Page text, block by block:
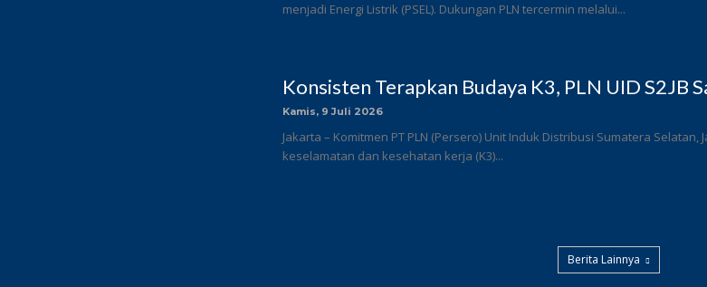
menjadi Energi Listrik (PSEL). Dukungan PLN tercermin melalui...
Konsisten Terapkan Budaya K3, PLN UID S2JB
Kamis, 9 Juli 2026
Jakarta – Komitmen PT PLN (Persero) Unit Induk Distribusi Sumatera
keselamatan dan kesehatan kerja (K3)...
Berita Lainnya